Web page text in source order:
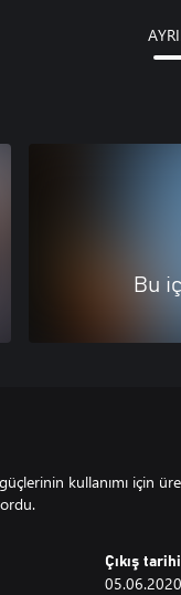
Bu
kullanımı için
Çıkış tarihi
05.06.2020